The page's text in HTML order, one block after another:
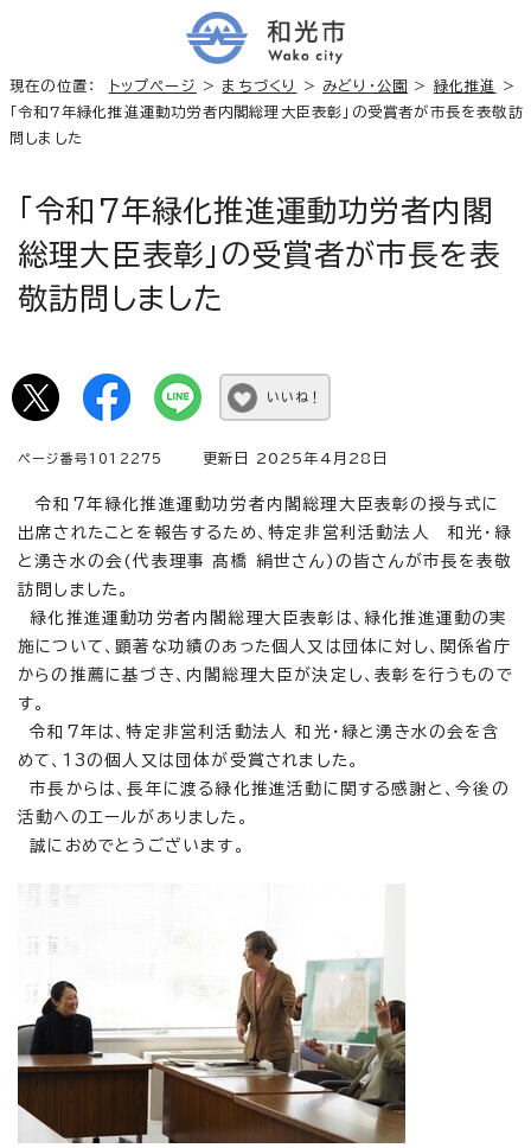
現在の位置： トップページ > まちづくり > みどり・公園 > 緑化推進
>
「令和7年緑化推進運動功労者内閣総理大臣表彰」の受賞者が市長を表敬訪
問しました
「令和7年緑化推進運動功労者内閣
総理大臣表彰」の受賞者が市長を表
敬訪問しました
いいね！
ページ番号1012275 更新日 2025年4月28日
令和7年緑化推進運動功労者内閣総理大臣表彰の授与式に
出席されたことを報告するため、特定非営利活動法人 和光・緑
と湧き水の会(代表理事 髙橋 絹世さん)の皆さんが市長を表敬
訪問しました。
緑化推進運動功労者内閣総理大臣表彰は、緑化推進運動の実
施について、顕著な功績のあった個人又は団体に対し、関係省庁
からの推薦に基づき、内閣総理大臣が決定し、表彰を行うもので
す。
令和7年は、特定非営利活動法人 和光・緑と湧き水の会を含
めて、13の個人又は団体が受賞されました。
市長からは、長年に渡る緑化推進活動に関する感謝と、今後の
活動へのエールがありました。
誠におめでとうございます。